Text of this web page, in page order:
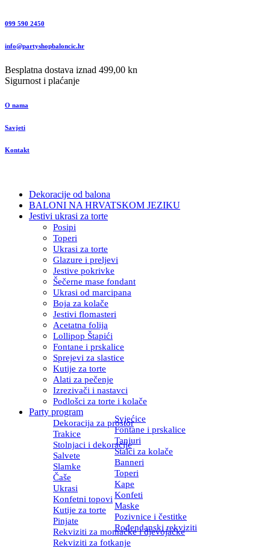
099 590 2450
info@partyshopbaloncic.hr
Besplatna dostava iznad 499,00 kn
Sigurnost i plaćanje
O nama
Savjeti
Kontakt
Dekoracije od balona
BALONI NA HRVATSKOM JEZIKU
Jestivi ukrasi za torte
Posipi
Toperi
Ukrasi za torte
Glazure i preljevi
Jestive pokrivke
Šečerne mase fondant
Ukrasi od marcipana
Boja za kolače
Jestivi flomasteri
Acetatna folija
Lollipop Štapići
Fontane i prskalice
Sprejevi za slastice
Kutije za torte
Alati za pečenje
Izrezivači i nastavci
Podlošci za torte i kolače
Party program
Dekoracija za prostor
Svjećice
Trakice
Fontane i prskalice
Stolnjaci i dekoracije
Tanjuri
Salvete
Stalci za kolače
Slamke
Banneri
Čaše
Toperi
Ukrasi
Kape
Konfetni topovi Konfeti
Kutije za torte
Maske
Pinjate
Pozivnice i čestitke
Rekviziti za momačke i djevojačke
Rođendanski rekviziti
Rekviziti za fotkanje